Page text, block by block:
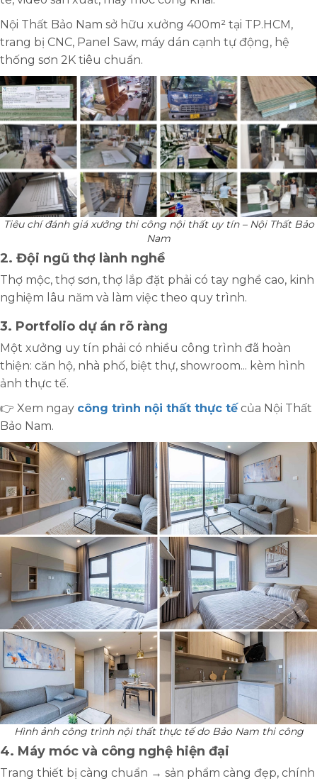
Nội Thất Bảo Nam sở hữu xưởng 400m² tại TP.HCM,
trang bị CNC, Panel Saw, máy dán cạnh tự động, hệ
thống sơn 2K tiêu chuẩn.
Tiêu chí đánh giá xưởng thi công nội thất uy tín – Nội Thất Bảo
Nam
2. Đội ngũ thợ lành nghề
Thợ mộc, thợ sơn, thợ lắp đặt phải có tay nghề cao, kinh
nghiệm lâu năm và làm việc theo quy trình.
3. Portfolio dự án rõ ràng
Một xưởng uy tín phải có nhiều công trình đã hoàn
thiện: căn hộ, nhà phố, biệt thự, showroom... kèm hình
ảnh thực tế.
👉 Xem ngay công trình nội thất thực tế của Nội Thất
Bảo Nam.
Hình ảnh công trình nội thất thực tế do Bảo Nam thi công
4. Máy móc và công nghệ hiện đại
Trang thiết bị càng chuẩn → sản phẩm càng đẹp, chính